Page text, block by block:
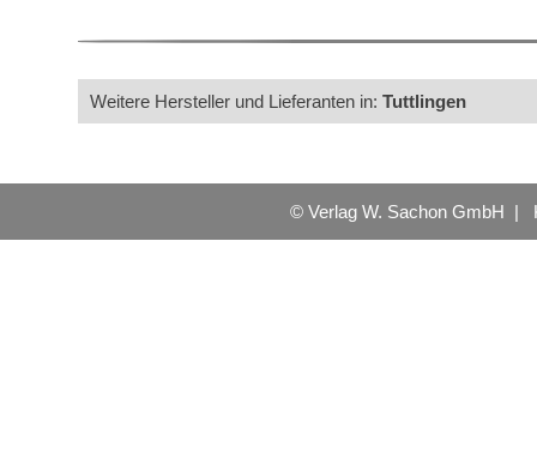
Weitere Hersteller und Lieferanten in: Tuttlingen
© Verlag W. Sachon GmbH |